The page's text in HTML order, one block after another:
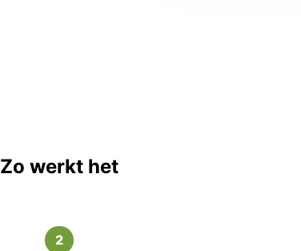
Zo werkt het
2